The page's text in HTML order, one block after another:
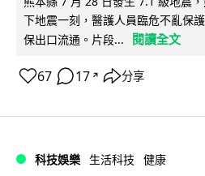
下地震一刻，醫護人員臨危不亂保
保出口流通。片段...
閱讀全文
67 17 ↗ 分享
科技娛樂 生活科技 健康